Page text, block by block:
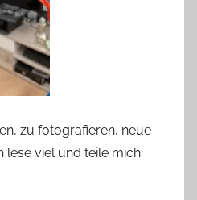
zu fotografieren, neue
lese viel und teile mich